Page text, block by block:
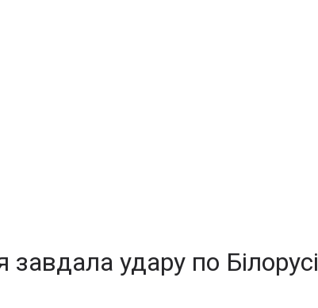
завдала удару по Білорусі